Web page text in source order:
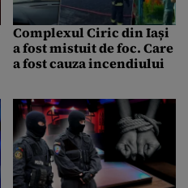
Complexul Ciric din Iași
a fost mistuit de foc. Care
a fost cauza incendiului